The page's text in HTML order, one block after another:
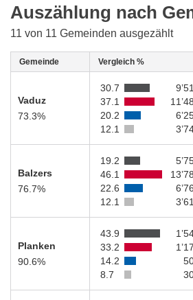
Auszählung nach
11 von 11 Gemeinden ausgezählt
Gemeinde Vergleich %
Vaduz
73.3%
30.7
37.1
20.2
12.1
Balzers
76.7%
19.2
46.1
22.6
12.1
Planken
90.6%
43.9
33.2
14.2
8.7